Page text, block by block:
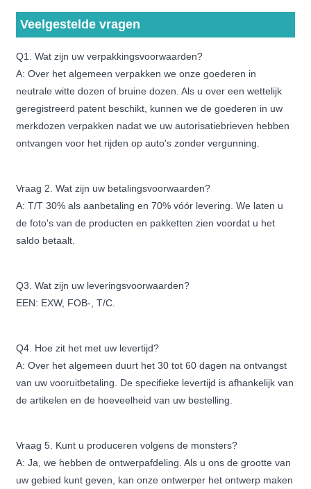
Veelgestelde vragen
Q1. Wat zijn uw verpakkingsvoorwaarden?
A: Over het algemeen verpakken we onze goederen in
neutrale witte dozen of bruine dozen. Als u over een wettelijk
geregistreerd patent beschikt, kunnen we de goederen in uw
merkdozen verpakken nadat we uw autorisatiebrieven hebben
ontvangen voor het rijden op auto's zonder vergunning.
Vraag 2. Wat zijn uw betalingsvoorwaarden?
A: T/T 30% als aanbetaling en 70% vóór levering. We laten u
de foto's van de producten en pakketten zien voordat u het
saldo betaalt.
Q3. Wat zijn uw leveringsvoorwaarden?
EEN: EXW, FOB-, T/C.
Q4. Hoe zit het met uw levertijd?
A: Over het algemeen duurt het 30 tot 60 dagen na ontvangst
van uw vooruitbetaling. De specifieke levertijd is afhankelijk van
de artikelen en de hoeveelheid van uw bestelling.
Vraag 5. Kunt u produceren volgens de monsters?
A: Ja, we hebben de ontwerpafdeling. Als u ons de grootte van
uw gebied kunt geven, kan onze ontwerper het ontwerp maken